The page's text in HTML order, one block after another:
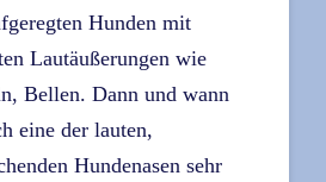
Hunden mit
Lautäußerungen wie
Bellen. Dann und wann
eine der lauten,
Hundenasen sehr